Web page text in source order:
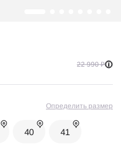
22 990 ₽
Определить размер
40 41